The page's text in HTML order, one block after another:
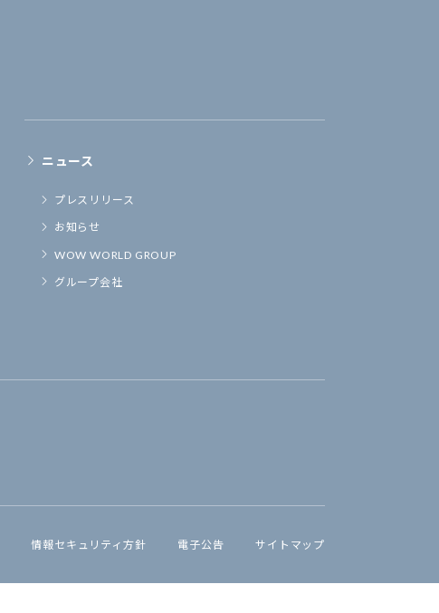
ニュース
プレスリリース
お知らせ
WOW WORLD GROUP
グループ会社
情報セキュリティ方針 電子公告 サイトマップ